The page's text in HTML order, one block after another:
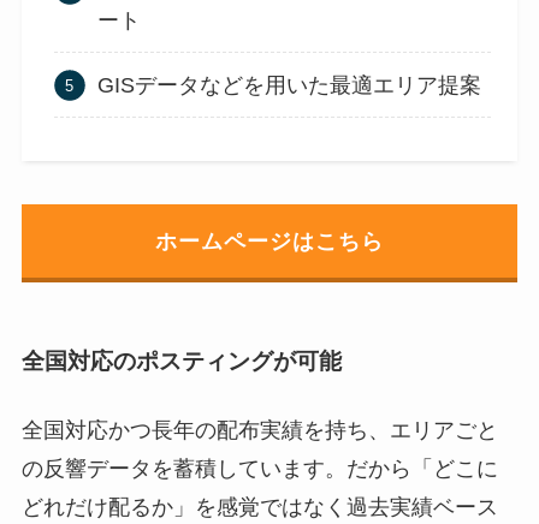
ート
GISデータなどを用いた最適エリア提案
ホームページはこちら
全国対応のポスティングが可能
全国対応かつ長年の配布実績を持ち、エリアごと
の反響データを蓄積しています。だから「どこに
どれだけ配るか」を感覚ではなく過去実績ベース